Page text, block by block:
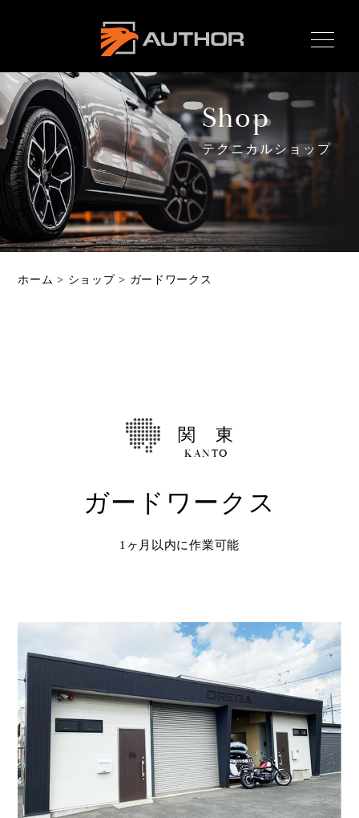
サーアラーム home
Home
ホーム
News
最新情報
About
Compatibility
対応メーカー
Contact
Shop
テクニカルショップ
ホーム > ショップ> ガードワークス
関 東
KANTO
ガードワークス
1ヶ月以内に作業可能